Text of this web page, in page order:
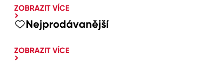
ZOBRAZIT VÍCE
Nejprodávanější
ZOBRAZIT VÍCE